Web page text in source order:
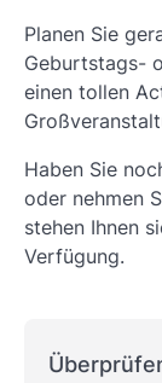
Planen Sie
Geburtstags-
einen tollen
Haben Sie
oder nehmen
stehen Ihnen
Verfügung.